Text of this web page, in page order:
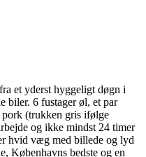
et yderst hyggeligt døgn i
biler. 6 fustager øl, et par
(trukken gris ifølge
og ikke mindst 24 timer
hvid væg med billede og lyd
Københavns bedste og en